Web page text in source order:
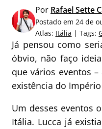
i
s
r
p
o
r
Por Rafael Sette
Postado em 24 de
Atlas: Itália | Tags:
Já pensou como
óbvio, não faço
que vários eventos
existência do
Um desses eventos
Itália. Lucca já